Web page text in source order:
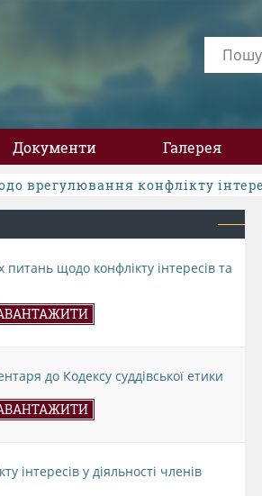
Документи Галерея
врегулювання конфлікту
щодо конфлікту інтересів та
до Кодексу суддівської етики
у діяльності членів